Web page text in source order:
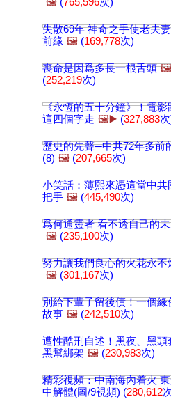
失散69年 神奇之手使老夫
前緣 🖼️ (169,778次)
喪命是因爲多長一根舌頭 🖼️
(252,219次)
《永恆的五十分鐘》！電影
這四個字走 🖼️▶️ (327,883
歷史的先聲─中共72年多前
(8) 🖼️ (207,665次)
小笑話：薄熙來憑這當中共
把手 🖼️ (445,490次)
爲何通靈者 看不透自己的
🖼️ (235,100次)
努力讓我們良心的火花永不
🖼️ (301,167次)
別給下輩子留後債！一個緣
故事 🖼️ (242,510次)
遭性酷刑自述！黑夜、黑頭
黑幫綁架 🖼️ (230,983次)
精彩視頻：中南海內着火
中解體(圖/9視頻) (280,612